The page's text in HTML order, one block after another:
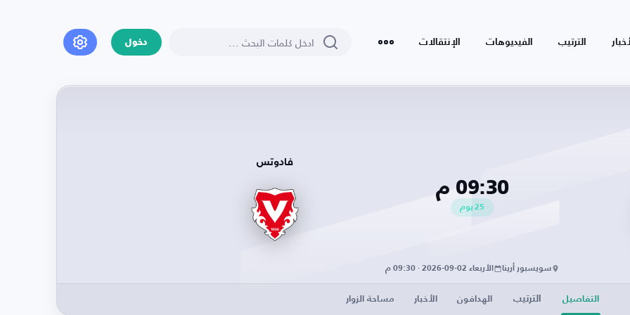
الترتيب الفيديوهات الإنتقالات دخول
09:30 م
25 يوم
فادوتس
سويسبور أرينا الأربعاء 02-09-2026 · 09:30 م
التفاصيل الترتيب الهدافون الأخبار مساحة الزوار